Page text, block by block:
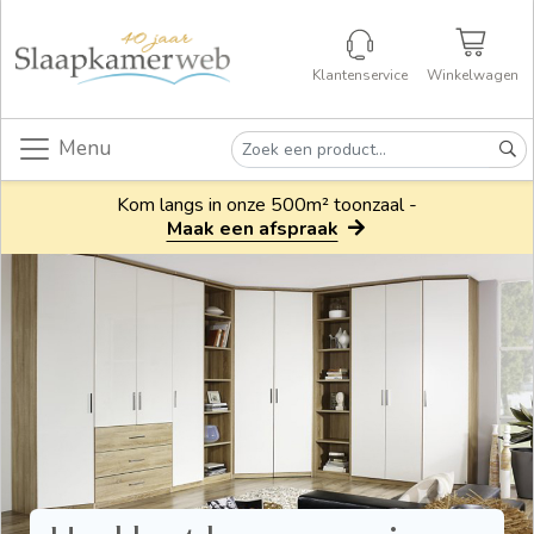
Klantenservice Winkelwagen
Menu
Kom langs in onze 500m² toonzaal -
Maak een afspraak